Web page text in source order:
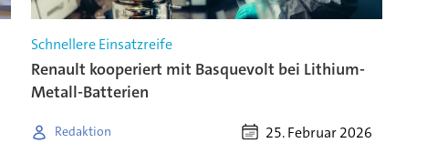
Schnellere Einsatzreife
Renault kooperiert mit Basquevolt bei Lithium-
Metall-Batterien
Redaktion 25. Februar 2026